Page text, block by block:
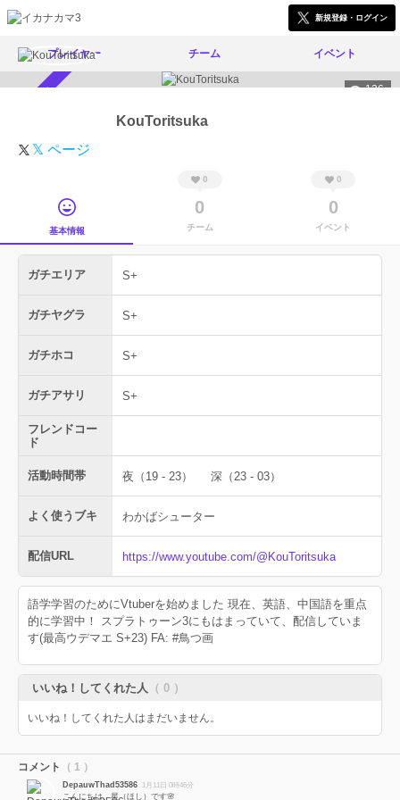
新規登録・ログイン
プレイヤー チーム イベント
126
KouToritsuka
𝕏 ページ
基本情報
0
0
チーム
0
0
イベント
ガチエリア S+
ガチヤグラ S+
ガチホコ S+
ガチアサリ S+
フレンドコー
ド
活動時間帯 夜（19 - 23） 深（23 - 03）
よく使うブキ わかばシューター
配信URL https://www.youtube.com/@KouToritsuka
語学学習のためにVtuberを始めました 現在、英語、中国語を重点
的に学習中！ スプラトゥーン3にもはまっていて、配信していま
す(最高ウデマエ S+23) FA: #鳥つ画
いいね！してくれた人 （ 0 ）
いいね！してくれた人はまだいません。
コメント （ 1 ）
DepauwThad53586 1月11日 0時46分
こんにちは、星（ほし）です🌸